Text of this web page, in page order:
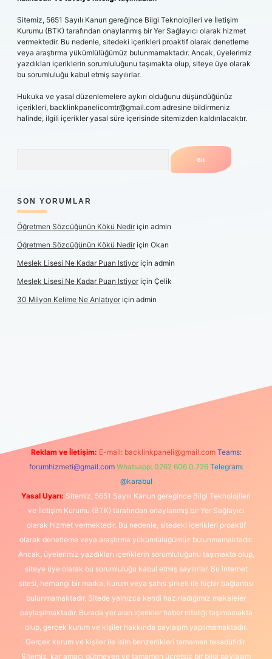
Sitemiz, 5651 Sayılı Kanun gereğince Bilgi Teknolojileri ve İletişim
Kurumu (BTK) tarafından onaylanmış bir Yer Sağlayıcı olarak hizmet
vermektedir. Bu nedenle, sitedeki içerikleri proaktif olarak denetleme
veya araştırma yükümlülüğümüz bulunmamaktadır. Ancak, üyelerimiz
yazdıkları içeriklerin sorumluluğunu taşımakta olup, siteye üye olarak
bu sorumluluğu kabul etmiş sayılırlar.
Hukuka ve yasal düzenlemelere aykırı olduğunu düşündüğünüz
içerikleri, backlinkpanelicomtr@gmail.com adresine bildirmeniz
halinde, ilgili içerikler yasal süre içerisinde sitemizden kaldırılacaktır.
SON YORUMLAR
Öğretmen Sözcüğünün Kökü Nediriçin admin
Öğretmen Sözcüğünün Kökü Nediriçin Okan
Meslek Lisesi Ne Kadar Puan Istiyoriçin admin
Meslek Lisesi Ne Kadar Puan Istiyoriçin Çelik
30 Milyon Kelime Ne Anlatıyoriçin admin
elexbetgiris.org
Reklam ve İletişim: E-mail: backlinkpaneli@gmail.com Teams:
forumhizmeti@gmail.com Whatsapp: 0262 606 0 726 Telegram:
@karabul
Yasal Uyarı: Sitemiz, 5651 Sayılı Kanun gereğince Bilgi Teknolojileri
ve İletişim Kurumu (BTK) tarafından onaylanmış bir Yer Sağlayıcı
olarak hizmet vermektedir. Bu nedenle, sitedeki içerikleri proaktif
olarak denetleme veya araştırma yükümlülüğümüz bulunmamaktadır.
Ancak, üyelerimiz yazdıkları içeriklerin sorumluluğunu taşımakta olup,
siteye üye olarak bu sorumluluğu kabul etmiş sayılırlar. Bu internet
sitesi, herhangi bir marka, kurum veya şahıs şirketi ile hiçbir bağlantısı
bulunmamaktadır. Sitede yalnızca kendi hazırladığımız makaleler
paylaşılmaktadır. Burada yer alan içerikler haber niteliği taşımamakta
olup, gerçek kurum ve kişiler hakkında paylaşım yapılmamaktadır.
Gerçek kurum ve kişiler ile isim benzerlikleri tamamen tesadüfidir.
Sitemiz, kar amacı gütmeyen ve tamamen ücretsiz bir bilgi paylaşım